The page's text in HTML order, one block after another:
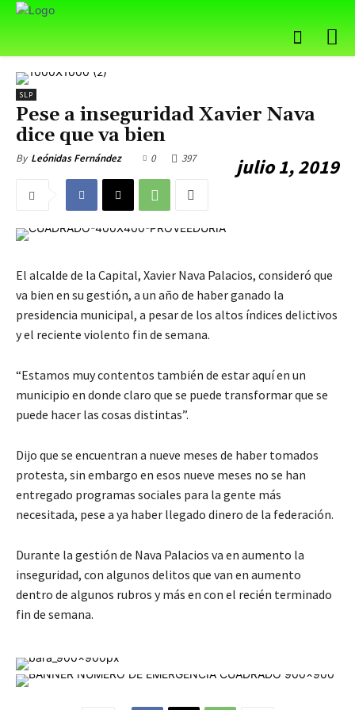
SLP
Pese a inseguridad Xavier Nava
dice que va bien
By Leónidas Fernández julio 1, 2019
0 397
El alcalde de la Capital, Xavier Nava Palacios, consideró que
va bien en su gestión, a un año de haber ganado la
presidencia municipal, a pesar de los altos índices delictivos
y el reciente violento fin de semana.
“Estamos muy contentos también de estar aquí en un
municipio en donde claro que se puede transformar que se
puede hacer las cosas distintas”.
Dijo que se encuentran a nueve meses de haber tomados
protesta, sin embargo en esos nueve meses no se han
entregado programas sociales para la gente más
necesitada, pese a ya haber llegado dinero de la federación.
Durante la gestión de Nava Palacios va en aumento la
inseguridad, con algunos delitos que van en aumento
dentro de algunos rubros y más en con el recién terminado
fin de semana.